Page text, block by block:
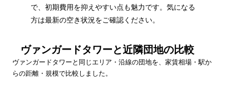
で、初期費用を抑えやすい点も魅力です。気になる
方は最新の空き状況をご確認ください。
ヴァンガードタワーと近隣団地の比較
ヴァンガードタワー と同じエリア・沿線の団地を、家賃相場・駅か
らの距離・規模で比較しました。